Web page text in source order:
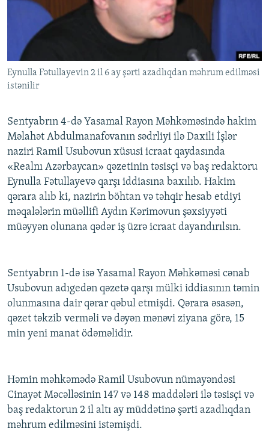
İNFOQRAFIKA
KARIKATURA
AZƏRBAYCAN ƏDƏBIYYATI KITABXANASI
İSLAM VƏ DEMOKRATIYA
İZ - MƏDƏNIYYƏT PROQRAMI
MISSIYAMIZ
PEŞƏ ETIKASI VƏ JURNALISTIKA STANDARTLARIMIZ
MATERIALLARIMIZDAN ISTIFADƏ
AZADLIQRADIOSU MOBIL TELEFONUNUZDA
XƏBƏR BÜLLETENLƏRIMIZ
RFE/RL-in bütün saytları
Eynulla Fətullayevin 2 il 6 ay şərti azadlıqdan məhrum edilməsi
istənilir
Sentyabrın 4-də Yasamal Rayon Məhkəməsində hakim
Məlahət Abdulmanafovanın sədrliyi ilə Daxili İşlər
naziri Ramil Usubovun xüsusi icraat qaydasında
«Realnı Azərbaycan» qəzetinin təsisçi və baş redaktoru
Eynulla Fətullayevə qarşı iddiasına baxılıb. Hakim
qərara alıb ki, nazirin böhtan və təhqir hesab etdiyi
məqalələrin müəllifi Aydın Kərimovun şəxsiyyəti
müəyyən olunana qədər iş üzrə icraat dayandırılsın.
Sentyabrın 1-də isə Yasamal Rayon Məhkəməsi cənab
Usubovun adıgedən qəzetə qarşı mülki iddiasının təmin
olunmasına dair qərar qəbul etmişdi. Qərara əsasən,
qəzet təkzib verməli və dəyən mənəvi ziyana görə, 15
min yeni manat ödəməlidir.
Həmin məhkəmədə Ramil Usubovun nümayəndəsi
Cinayət Məcəlləsinin 147 və 148 maddələri ilə təsisçi və
baş redaktorun 2 il altı ay müddətinə şərti azadlıqdan
məhrum edilməsini istəmişdi.